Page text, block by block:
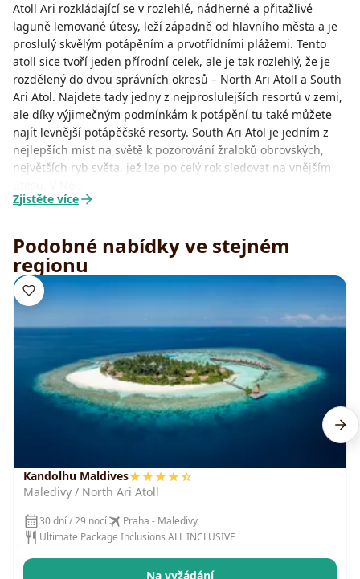
Atoll Ari rozkládající se v rozlehlé, nádherné a přitažlivé
laguně lemované útesy, leží západně od hlavního města a je
proslulý skvělým potápěním a prvotřídními plážemi. Tento
atoll sice tvoří jeden přírodní celek, ale je tak rozlehlý, že je
rozdělený do dvou správních okresů – North Ari Atoll a South
Ari Atol. Najdete tady jedny z nejproslulejších resortů v zemi,
ale díky výjimečným podmínkám k potápění tu také můžete
najít levnější potápěčské resorty. South Ari Atol je jedním z
nejlepších míst na světě k pozorování žraloků obrovských,
největších ryb světa, jež lze po celý rok sledovat na vnějším
Zjistěte více
Podobné nabídky ve stejném
regionu
Kandolhu Maldives
Maledivy / North Ari Atoll
30 dní / 29 nocí
Praha - Maledivy
Ultimate Package Inclusions ALL INCLUSIVE
Na vyžádání